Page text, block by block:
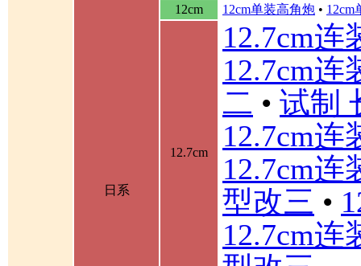
日系
12cm 12cm单装高角炮 • 12cm
12.7cm
12.7cm连
12.7cm连
二 • 试制
12.7cm连
12.7cm连
型改三 •
12.7cm连